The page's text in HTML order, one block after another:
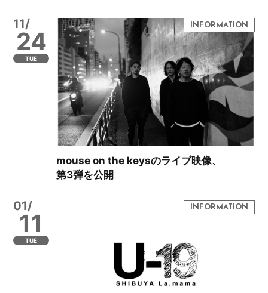
11/
24
TUE
mouse on the keysのライブ映像、
第3弾を公開
01/
11
TUE